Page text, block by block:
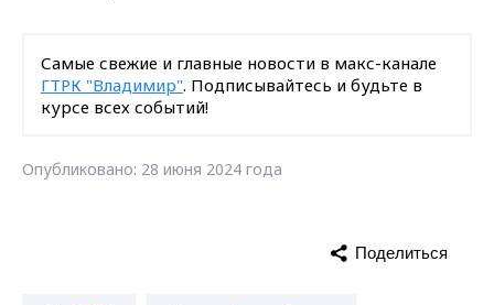
Самые свежие и главные новости в макс-канале
ГТРК "Владимир". Подписывайтесь и будьте в
курсе всех событий!
Опубликовано: 28 июня 2024 года
Поделиться